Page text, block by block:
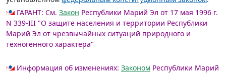
ГАРАНТ: См. Закон Республики Марий Эл от 17 мая 1996 г.
N 339-III "О защите населения и территории Республики
Марий Эл от чрезвычайных ситуаций природного и
техногенного характера"
Информация об изменениях: Законом Республики Марий